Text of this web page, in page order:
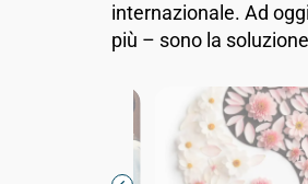
internazionale. Ad
più – sono la